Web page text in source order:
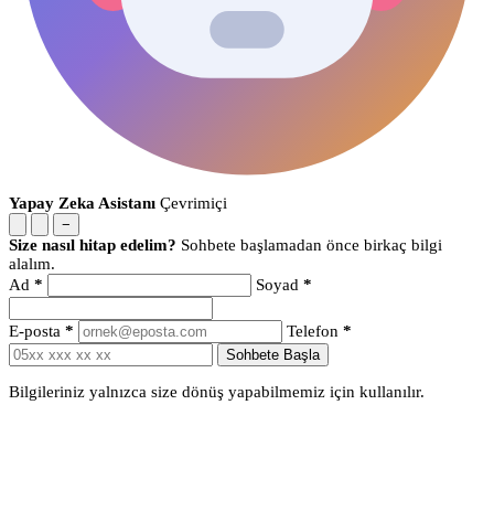
Yapay Zeka Asistanı Çevrimiçi
−
Size nasıl hitap edelim? Sohbete başlamadan önce birkaç bilgi
alalım.
Ad * Soyad *
E-posta * Telefon *
Sohbete Başla
Bilgileriniz yalnızca size dönüş yapabilmemiz için kullanılır.